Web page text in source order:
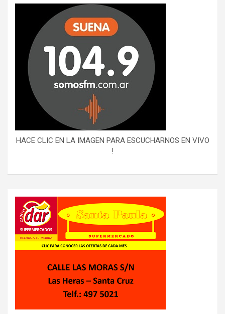
HACE CLIC EN LA IMAGEN PARA ESCUCHARNOS EN VIVO
!